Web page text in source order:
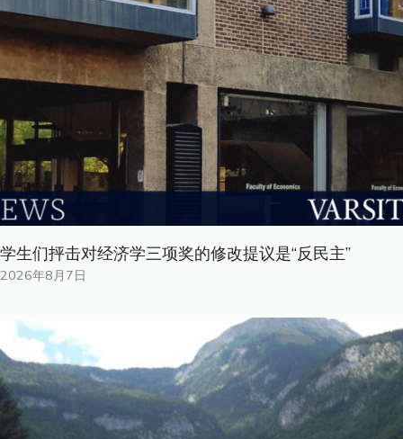
学生们抨击对经济学三项奖的修改提议是“反民主”
2026年8月7日